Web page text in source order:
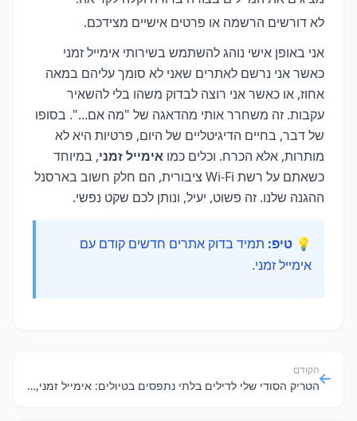
לא דורשים הרשמה או פרטים אישיים מצידכם.
אני באופן אישי נוהג להשתמש בשירותי אימייל זמני
כאשר אני נרשם לאתרים שאני לא סומך עליהם במאה
אחוז, או כאשר אני רוצה לבדוק משהו בלי להשאיר
עקבות. זה משחרר אותי מהדאגה של "מה אם...". בסופו
של דבר, בחיים הדיגיטליים של היום, פרטיות היא לא
מותרות, אלא הכרח. וכלים כמו אימייל זמני, במיוחד
כשאתם על רשת Wi-Fi ציבורית, הם חלק חשוב בארסנל
ההגנה שלנו. זה פשוט, יעיל, ונותן לכם שקט נפשי.
💡 טיפ: תמיד בדוק אתרים חדשים קודם עם
אימייל זמני.
הקודם
הטריק הסודי שלי לדילים בלתי נתפסים בטיולים: אימייל זמני, בלי כאב ראש